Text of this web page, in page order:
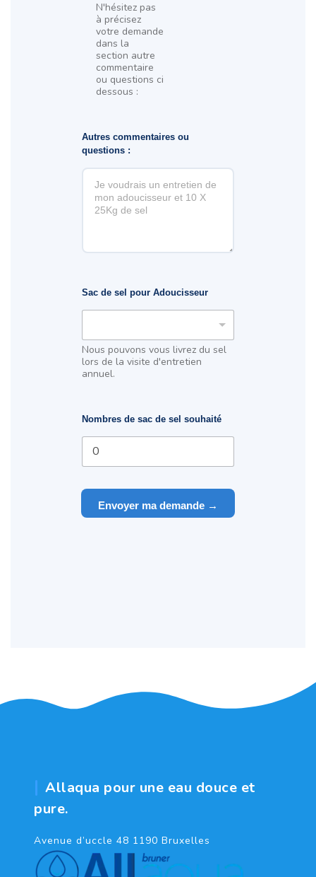
N'hésitez pas
à précisez
votre demande
dans la
section autre
commentaire
ou questions ci
dessous :
Autres commentaires ou
questions :
Sac de sel pour Adoucisseur
Nous pouvons vous livrez du sel
lors de la visite d'entretien
annuel.
Nombres de sac de sel souhaité
Envoyer ma demande →
Allaqua pour une eau douce et
pure.
Avenue d’uccle 48 1190 Bruxelles